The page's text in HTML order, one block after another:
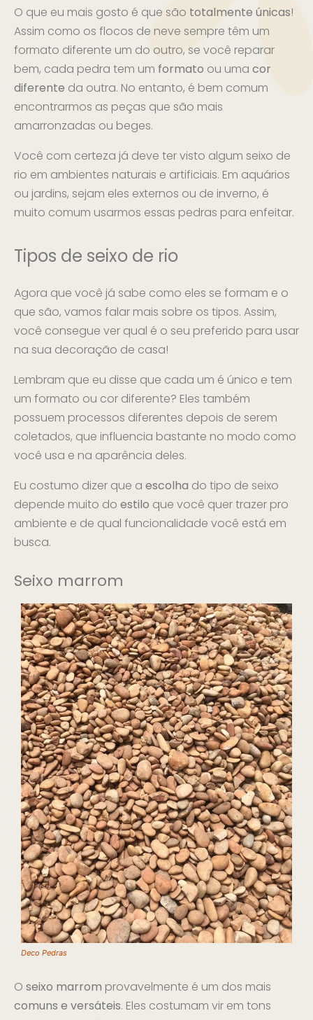
O que eu mais gosto é que são totalmente únicas!
Assim como os flocos de neve sempre têm um
formato diferente um do outro, se você reparar
bem, cada pedra tem um formato ou uma cor
diferente da outra. No entanto, é bem comum
encontrarmos as peças que são mais
amarronzadas ou beges.
Você com certeza já deve ter visto algum seixo de
rio em ambientes naturais e artificiais. Em aquários
ou jardins, sejam eles externos ou de inverno, é
muito comum usarmos essas pedras para enfeitar.
Tipos de seixo de rio
Agora que você já sabe como eles se formam e o
que são, vamos falar mais sobre os tipos. Assim,
você consegue ver qual é o seu preferido para usar
na sua decoração de casa!
Lembram que eu disse que cada um é único e tem
um formato ou cor diferente? Eles também
possuem processos diferentes depois de serem
coletados, que influencia bastante no modo como
você usa e na aparência deles.
Eu costumo dizer que a escolha do tipo de seixo
depende muito do estilo que você quer trazer pro
ambiente e de qual funcionalidade você está em
busca.
Seixo marrom
Deco Pedras
O seixo marrom provavelmente é um dos mais
comuns e versáteis. Eles costumam vir em tons